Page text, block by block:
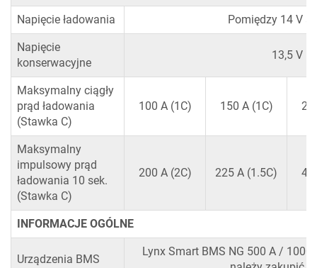
Napięcie ładowania Pomiędzy 14 V a
Napięcie
konserwacyjne
13,5 V
Maksymalny ciągły
prąd ładowania
(Stawka C)
100 A (1C) 150 A (1C)
Maksymalny
impulsowy prąd
ładowania 10 sek.
(Stawka C)
200 A (2C) 225 A (1.5C)
INFORMACJE OGÓLNE
Urządzenia BMS
Lynx Smart BMS NG 500 A /